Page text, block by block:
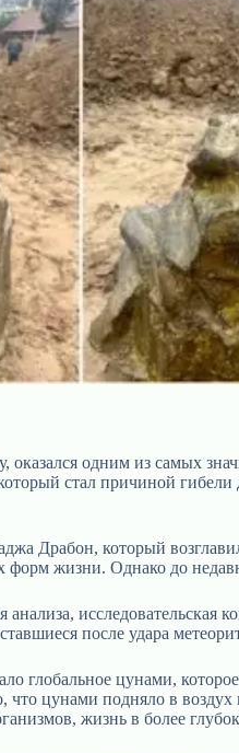
одним из самых
стал причиной
Драбон, который
жизни. Однако до
анализа,
после удара
глобальное цунами,
что цунами подняло в
жизнь в более